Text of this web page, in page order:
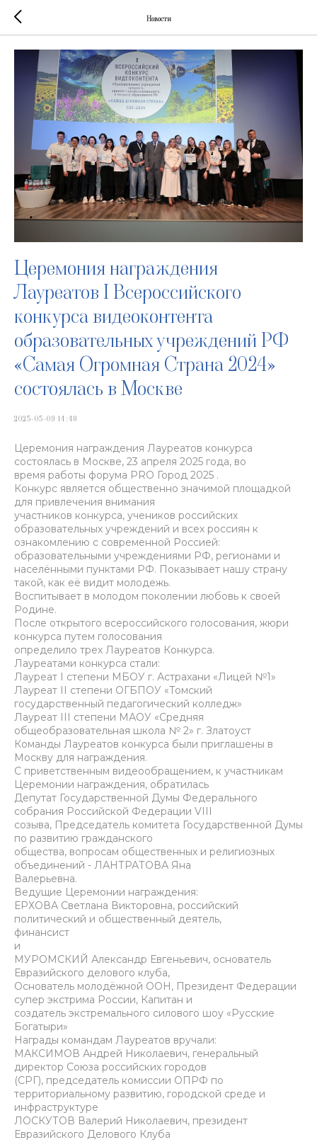
Новости
Церемония награждения
Лауреатов I Всероссийского
конкурса видеоконтента
образовательных учреждений РФ
«Самая Огромная Страна 2024»
состоялась в Москве
2025-05-09 14:48
Церемония награждения Лауреатов конкурса
состоялась в Москве, 23 апреля 2025 года, во
время работы форума PRO Город 2025 .
Конкурс является общественно значимой площадкой
для привлечения внимания
участников конкурса, учеников российских
образовательных учреждений и всех россиян к
ознакомлению с современной Россией:
образовательными учреждениями РФ, регионами и
населёнными пунктами РФ. Показывает нашу страну
такой, как её видит молодежь.
Воспитывает в молодом поколении любовь к своей
Родине.
После открытого всероссийского голосования, жюри
конкурса путем голосования
определило трех Лауреатов Конкурса.
Лауреатами конкурса стали:
Лауреат I степени МБОУ г. Астрахани «Лицей №1»
Лауреат II степени ОГБПОУ «Томский
государственный педагогический колледж»
Лауреат III степени МАОУ «Средняя
общеобразовательная школа № 2» г. Златоуст
Команды Лауреатов конкурса были приглашены в
Москву для награждения.
С приветственным видеообращением, к участникам
Церемонии награждения, обратилась
Депутат Государственной Думы Федерального
собрания Российской Федерации VIII
созыва, Председатель комитета Государственной Думы
по развитию гражданского
общества, вопросам общественных и религиозных
объединений - ЛАНТРАТОВА Яна
Валерьевна.
Ведущие Церемонии награждения:
ЕРХОВА Светлана Викторовна, российский
политический и общественный деятель,
финансист
и
МУРОМСКИЙ Александр Евгеньевич, основатель
Евразийского делового клуба,
Основатель молодёжной ООН, Президент Федерации
супер экстрима России, Капитан и
создатель экстремального силового шоу «Русские
Богатыри»
Награды командам Лауреатов вручали:
МАКСИМОВ Андрей Николаевич, генеральный
директор Союза российских городов
(СРГ), председатель комиссии ОПРФ по
территориальному развитию, городской среде и
инфраструктуре
ЛОСКУТОВ Валерий Николаевич, президент
Евразийского Делового Клуба